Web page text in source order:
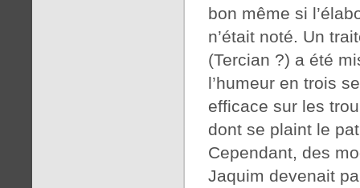
bon même si
n’était noté. Un
(Tercian ?) a été
l’humeur en trois
efficace sur les
dont se plaint le
Cependant, des
Jaquim devenait